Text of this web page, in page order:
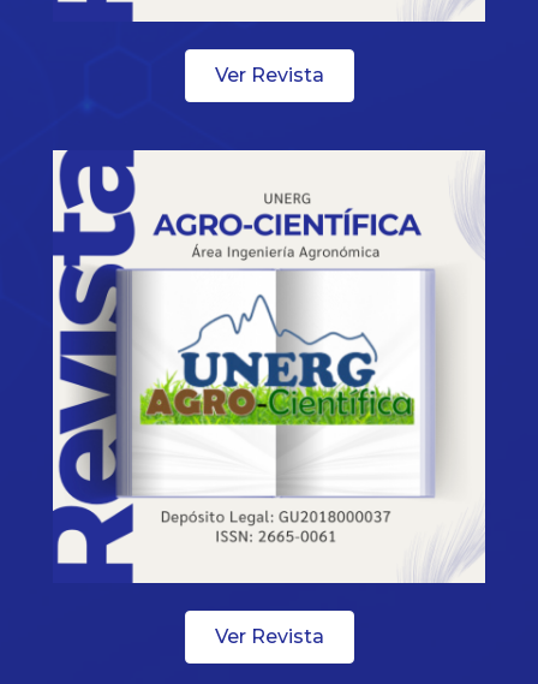
Ver Revista
Ver Revista